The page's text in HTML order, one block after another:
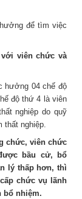
để tìm việc
viên chức và
hưởng 04 chế độ
độ thứ 4 là viên
nghiệp do quỹ
thất nghiệp.
chức, viên chức
bầu cử, bổ
lý thấp hơn, thì
chức vụ lãnh
bổ nhiệm.